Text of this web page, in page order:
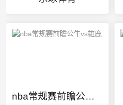
nba常规赛前瞻公牛vs雄鹿